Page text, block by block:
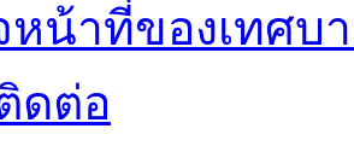
หน้าที่ของเทศบ
ดต่อ